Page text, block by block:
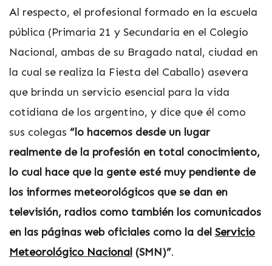
Al respecto, el profesional formado en la escuela
pública (Primaria 21 y Secundaria en el Colegio
Nacional, ambas de su Bragado natal, ciudad en
la cual se realiza la Fiesta del Caballo) asevera
que brinda un servicio esencial para la vida
cotidiana de los argentino, y dice que él como
sus colegas “lo hacemos desde un lugar
realmente de la profesión en total conocimiento,
lo cual hace que la gente esté muy pendiente de
los informes meteorológicos que se dan en
televisión, radios como también los comunicados
en las páginas web oficiales como la del Servicio
Meteorológico Nacional (SMN)”.